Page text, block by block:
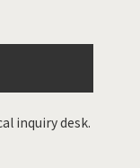
inquiry desk.